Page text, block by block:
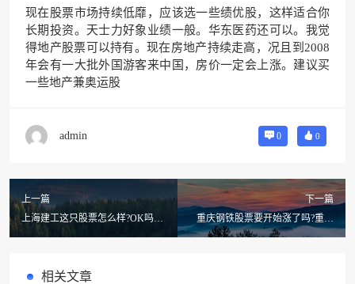
现在股票市场持续低靡，应该选一些绩优股，这样适合你
长期投资。天士力好象业绩一般。华东医药还可以。我觉
得地产股票可以持有。现在房地产持续走高，况且到2008
年会有一大批外国游客来中国，房价一定会上涨。建议买
一些地产兼奥运股
admin 0 0
上一篇
上海建工这只股票怎么样?OK吗?
上海建工现在可以买吗股票
下一篇
重庆钢铁股票要开始涨了吗?重庆
钢铁股票什么时候会涨
相关文章